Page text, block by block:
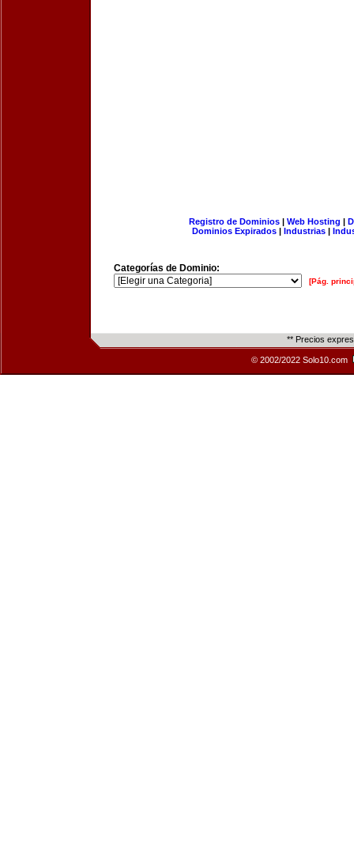
Registro de Dominios| Web Hosting |
Dominios Expirados | Industrias |
Categorías de Dominio:
[Pág.
** Precios
© 2002/2022 Solo10.com